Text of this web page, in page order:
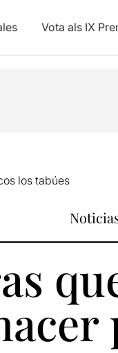
Vota als IX
los tabúes